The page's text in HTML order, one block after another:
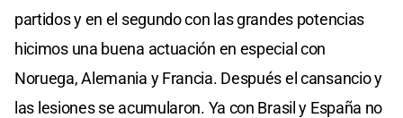
partidos y en el segundo con las grandes potencias
hicimos una buena actuación en especial con
Noruega, Alemania y Francia. Después el cansancio y
las lesiones se acumularon. Ya con Brasil y España no